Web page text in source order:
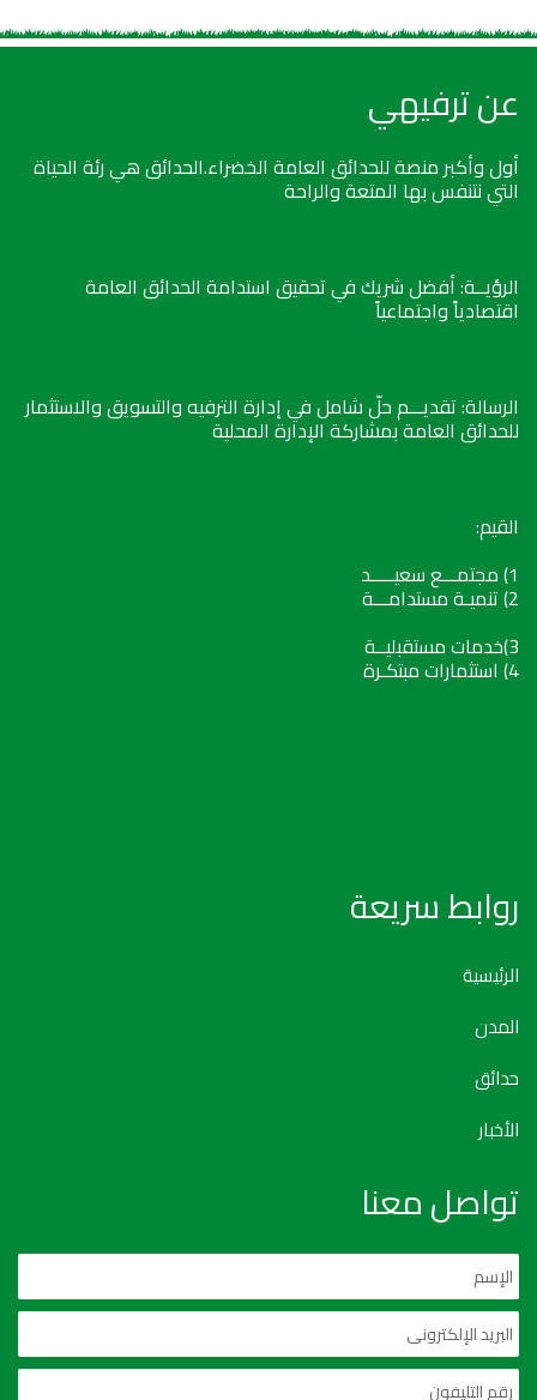
عن ترفيهي
أول وأكبر منصة للحدائق العامة الخضراء.الحدائق هي رئة الحياة
التي نتنفس بها المتعة والراحة
الرؤيــة: أفضل شريك في تحقيق استدامة الحدائق العامة
اقتصادياً واجتماعياً
الرسالة: تقديـــم حلّ شامل في إدارة الترفيه والتسويق والاستثمار
للحدائق العامة بمشاركة الإدارة المحلية
القيم:
1) مجتمـــع سعيـــــد
2) تنميـة مستدامـــة
3)خدمات مستقبليــة
4) استثمارات مبتكـرة
روابط سريعة
الرئيسية
المدن
حدائق
الأخبار
تواصل معنا